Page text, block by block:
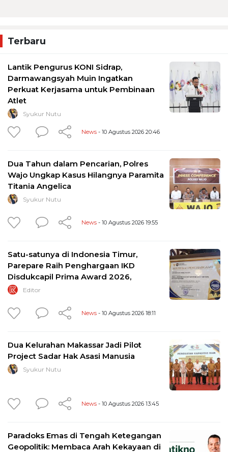
Terbaru
Lantik Pengurus KONI Sidrap,
Darmawangsyah Muin Ingatkan
Perkuat Kerjasama untuk Pembinaan
Atlet
Syukur Nutu
News - 10 Agustus 2026 20:46
Dua Tahun dalam Pencarian, Polres
Wajo Ungkap Kasus Hilangnya Paramita
Titania Angelica
Syukur Nutu
News - 10 Agustus 2026 19:55
Satu-satunya di Indonesia Timur,
Parepare Raih Penghargaan IKD
Disdukcapil Prima Award 2026,
Editor
News - 10 Agustus 2026 18:11
Dua Kelurahan Makassar Jadi Pilot
Project Sadar Hak Asasi Manusia
Syukur Nutu
News - 10 Agustus 2026 13:45
Paradoks Emas di Tengah Ketegangan
Geopolitik: Membaca Arah Kekayaan di